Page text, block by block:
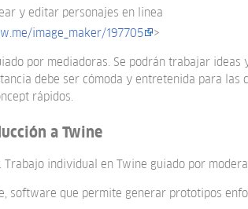
y editar personajes en linea
image_maker/197705
>
por mediadoras. Se podrán trabajar
debe ser cómoda y entretenida para
rápidos.
a Twine
Trabajo individual en Twine guiado por
software que permite generar prototipos